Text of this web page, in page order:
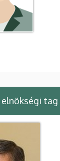
elnökségi tag